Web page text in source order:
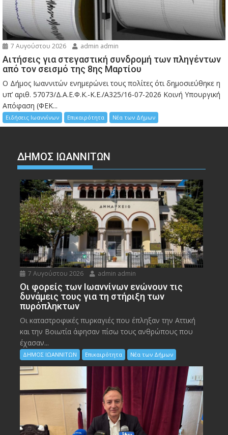
7 Αυγούστου 2026 admin admin
Αιτήσεις για στεγαστική συνδρομή των πληγέντων
από τον σεισμό της 8ης Μαρτίου
Ο Δήμος Ιωαννιτών ενημερώνει τους πολίτες ότι δημοσιεύθηκε η
υπ’ αριθ. 57073/Δ.Α.Ε.Φ.Κ.-Κ.Ε./Α325/16-07-2026 Κοινή Υπουργική
Απόφαση (ΦΕΚ...
Ειδήσεις Ιωαννίνων Επικαιρότητα Νέα των Δήμων
ΔΗΜΟΣ ΙΩΑΝΝΙΤΩΝ
7 Αυγούστου 2026 admin admin
Οι φορείς των Ιωαννίνων ενώνουν τις
δυνάμεις τους για τη στήριξη των
πυρόπληκτων
Οι καταστροφικές πυρκαγιές που έπληξαν την Αττική
και την Bοιωτία άφησαν πίσω τους ανθρώπους που
έχασαν...
ΔΗΜΟΣ ΙΩΑΝΝΙΤΩΝ Επικαιρότητα Νέα των Δήμων